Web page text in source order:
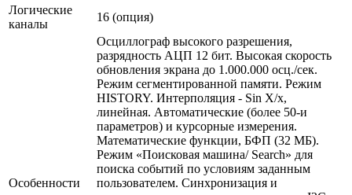
Логические
каналы
16 (опция)
Особенности
Осциллограф высокого разрешения,
разрядность АЦП 12 бит. Высокая скорость
обновления экрана до 1.000.000 осц./сек.
Режим сегментированной памяти. Режим
HISTORY. Интерполяция - Sin X/х,
линейная. Автоматические (более 50-и
параметров) и курсорные измерения.
Математические функции, БФП (32 МБ).
Режим «Поисковая машина/ Search» для
поиска событий по условиям заданным
пользователем. Синхронизация и